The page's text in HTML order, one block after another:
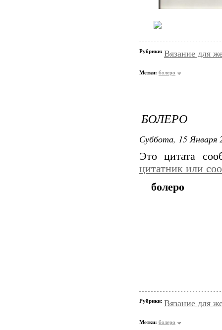
Рубрики: Вязание для
Метки: болеро
БОЛЕРО
Суббота, 15 Января
Это цитата
цитатник или
болеро
Рубрики: Вязание для
Метки: болеро